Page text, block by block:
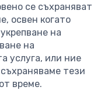
се съхраняват
освен когато
на
на
услуга, или ние
тези
време.